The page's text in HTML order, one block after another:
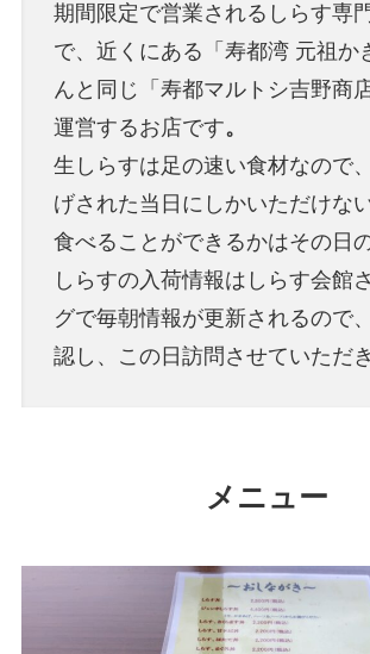
期間限定で営業されるしらす専
で、近くにある「寿都湾 元祖か
んと同じ「寿都マルトシ吉野商
運営するお店です。
生しらすは足の速い食材なので
げされた当日にしかいただけな
食べることができるかはその日
しらすの入荷情報はしらす会館
グで毎朝情報が更新されるので
認し、この日訪問させていただ
メニュー